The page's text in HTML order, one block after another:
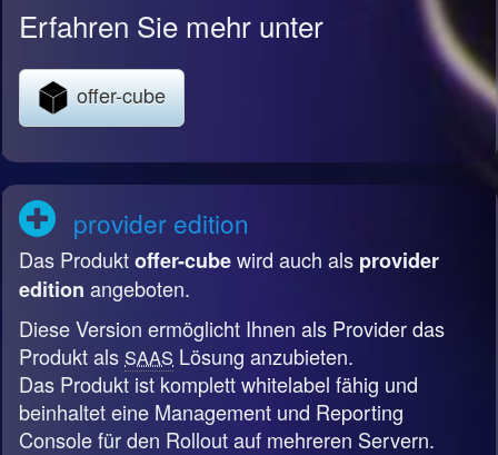
Erfahren Sie mehr unter
offer-cube
provider edition
Das Produktoffer-cubewird auch als provider
edition angeboten.
Diese Version ermöglicht Ihnen als Provider das
Produkt als SAAS Lösung anzubieten.
Das Produkt ist komplett whitelabel fähig und
beinhaltet eine Management und Reporting
Console für den Rollout auf mehreren Servern.